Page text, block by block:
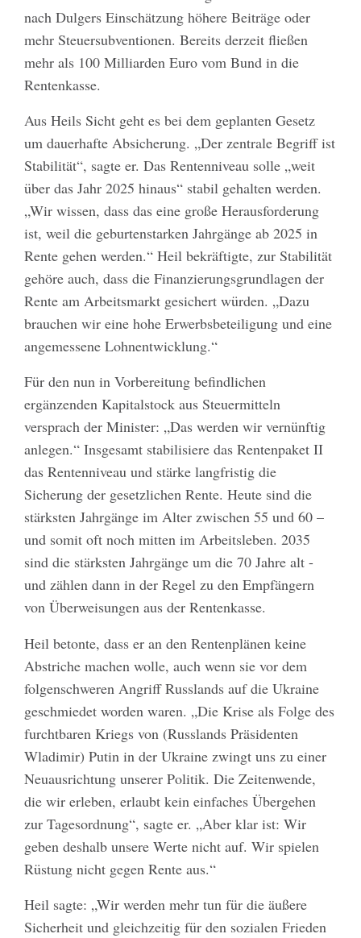
nach Dulgers Einschätzung höhere Beiträge oder
mehr Steuersubventionen. Bereits derzeit fließen
mehr als 100 Milliarden Euro vom Bund in die
Rentenkasse.
Aus Heils Sicht geht es bei dem geplanten Gesetz
um dauerhafte Absicherung. „Der zentrale Begriff ist
Stabilität“, sagte er. Das Rentenniveau solle „weit
über das Jahr 2025 hinaus“ stabil gehalten werden.
„Wir wissen, dass das eine große Herausforderung
ist, weil die geburtenstarken Jahrgänge ab 2025 in
Rente gehen werden.“ Heil bekräftigte, zur Stabilität
gehöre auch, dass die Finanzierungsgrundlagen der
Rente am Arbeitsmarkt gesichert würden. „Dazu
brauchen wir eine hohe Erwerbsbeteiligung und eine
angemessene Lohnentwicklung.“
Für den nun in Vorbereitung befindlichen
ergänzenden Kapitalstock aus Steuermitteln
versprach der Minister: „Das werden wir vernünftig
anlegen.“ Insgesamt stabilisiere das Rentenpaket II
das Rentenniveau und stärke langfristig die
Sicherung der gesetzlichen Rente. Heute sind die
stärksten Jahrgänge im Alter zwischen 55 und 60 –
und somit oft noch mitten im Arbeitsleben. 2035
sind die stärksten Jahrgänge um die 70 Jahre alt -
und zählen dann in der Regel zu den Empfängern
von Überweisungen aus der Rentenkasse.
Heil betonte, dass er an den Rentenplänen keine
Abstriche machen wolle, auch wenn sie vor dem
folgenschweren Angriff Russlands auf die Ukraine
geschmiedet worden waren. „Die Krise als Folge des
furchtbaren Kriegs von (Russlands Präsidenten
Wladimir) Putin in der Ukraine zwingt uns zu einer
Neuausrichtung unserer Politik. Die Zeitenwende,
die wir erleben, erlaubt kein einfaches Übergehen
zur Tagesordnung“, sagte er. „Aber klar ist: Wir
geben deshalb unsere Werte nicht auf. Wir spielen
Rüstung nicht gegen Rente aus.“
Heil sagte: „Wir werden mehr tun für die äußere
Sicherheit und gleichzeitig für den sozialen Frieden